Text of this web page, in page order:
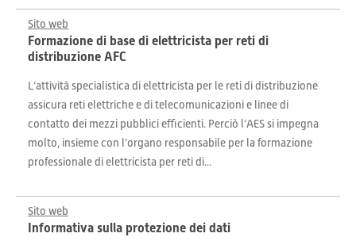
Sito web
Formazione di base di elettricista per reti di
distribuzione AFC
L’attività specialistica di elettricista per le reti di distribuzione
assicura reti elettriche e di telecomunicazioni e linee di
contatto dei mezzi pubblici efficienti. Perciò l’AES si impegna
molto, insieme con l’organo responsabile per la formazione
professionale di elettricista per reti di...
Sito web
Informativa sulla protezione dei dati